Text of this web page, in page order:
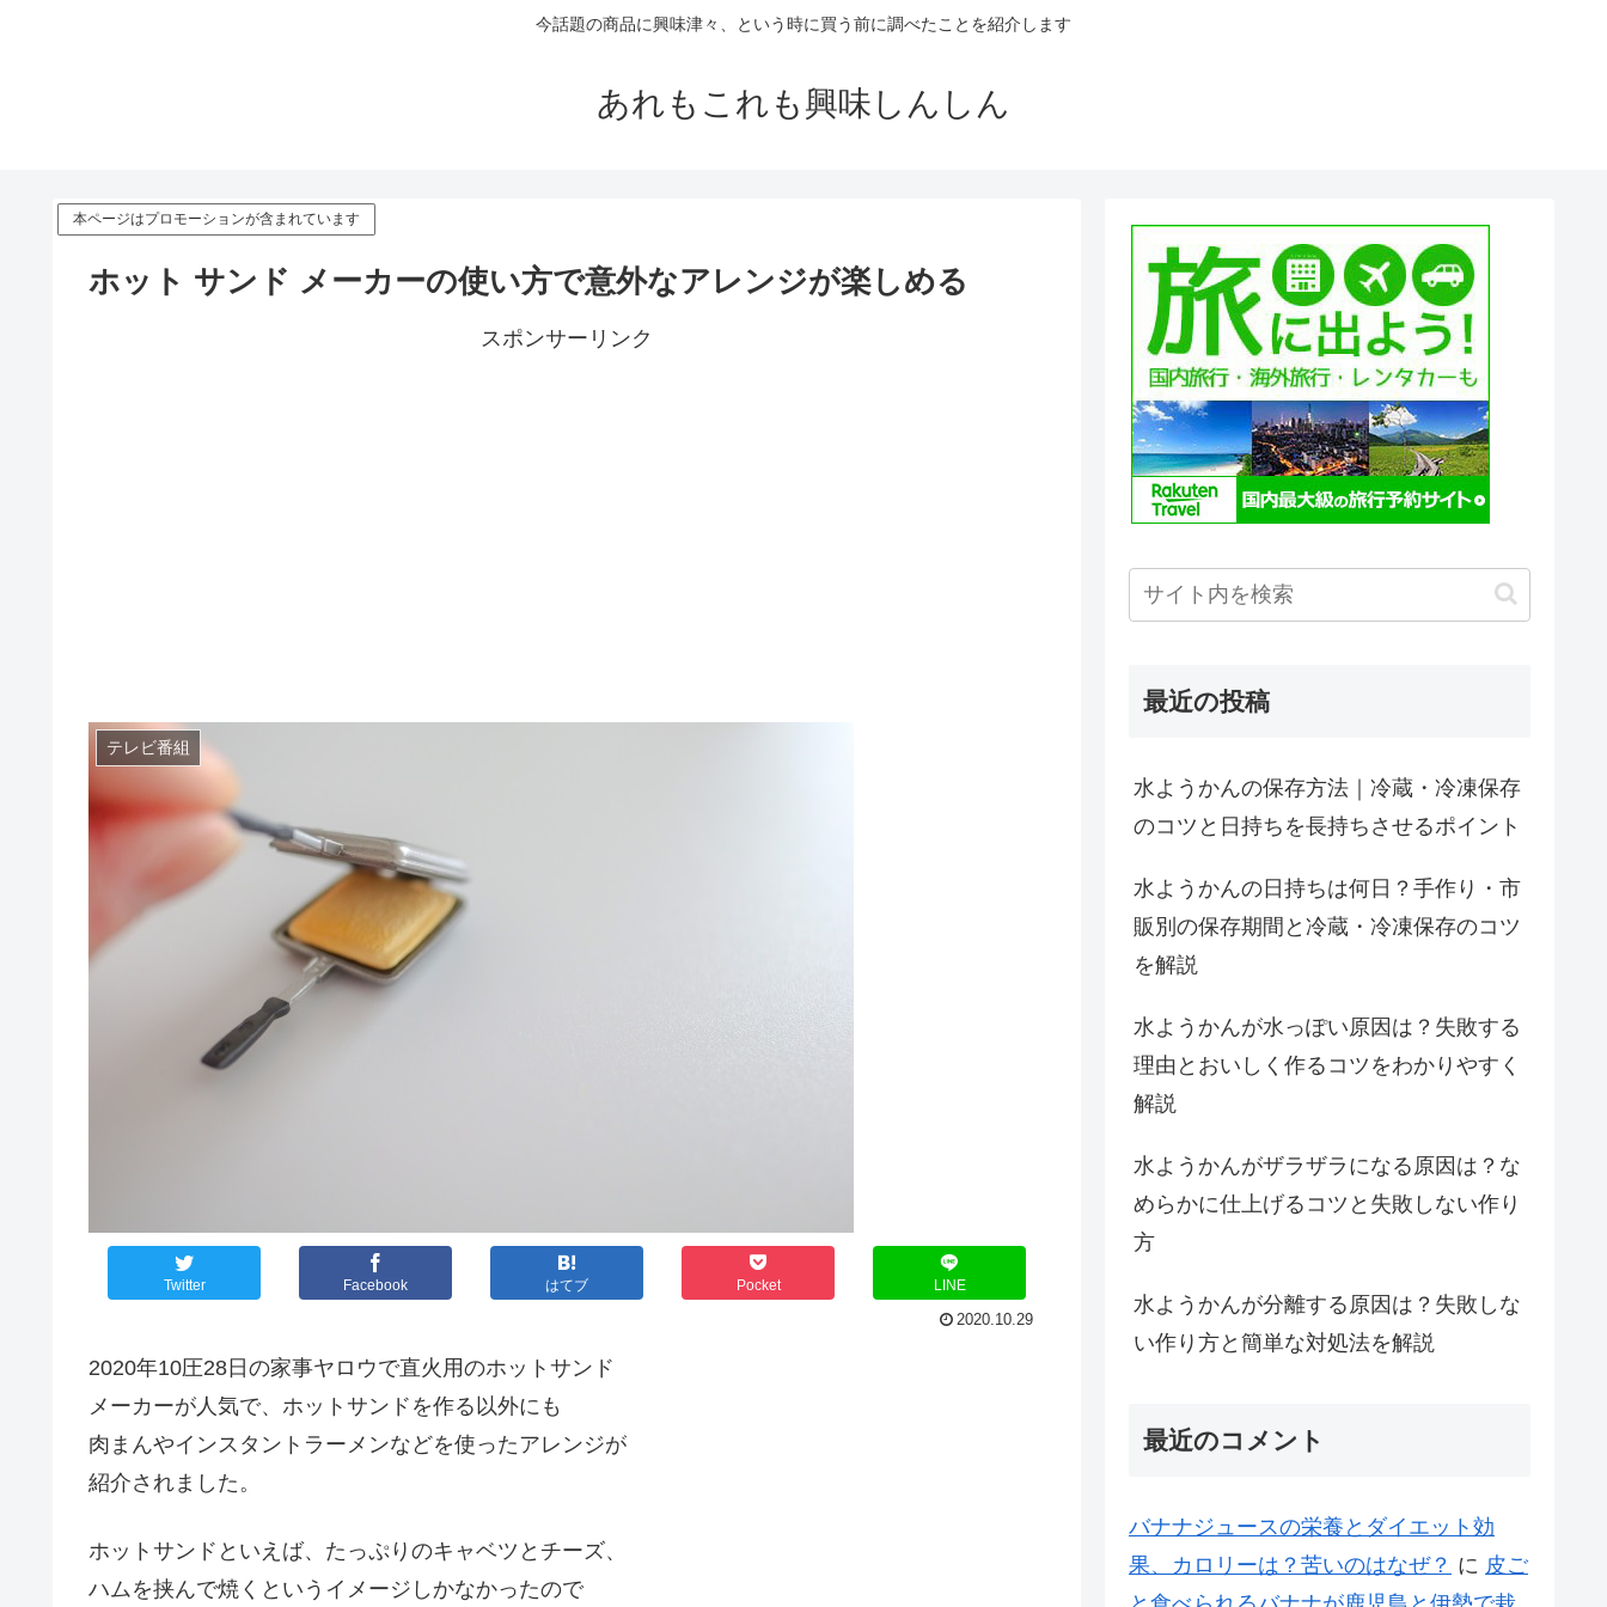
今話題の商品に興味津々、という時に買う前に調べたことを紹介します
あれもこれも興味しんしん
本ページはプロモーションが含まれています
ホット サンド メーカーの使い方で意外なアレンジが楽しめる
スポンサーリンク
テレビ番組
Twitter Facebook はてブ Pocket LINE
2020.10.29
2020年10圧28日の家事ヤロウで直火用のホットサンド
メーカーが人気で、ホットサンドを作る以外にも
肉まんやインスタントラーメンなどを使ったアレンジが
紹介されました。
ホットサンドといえば、たっぷりのキャベツとチーズ、
ハムを挟んで焼くというイメージしかなかったので
最近の投稿
水ようかんの保存方法｜冷蔵・冷凍保存
のコツと日持ちを長持ちさせるポイント
水ようかんの日持ちは何日？手作り・市
販別の保存期間と冷蔵・冷凍保存のコツ
を解説
水ようかんが水っぽい原因は？失敗する
理由とおいしく作るコツをわかりやすく
解説
水ようかんがザラザラになる原因は？な
めらかに仕上げるコツと失敗しない作り
方
水ようかんが分離する原因は？失敗しな
い作り方と簡単な対処法を解説
最近のコメント
バナナジュースの栄養とダイエット効
果、カロリーは？苦いのはなぜ？ に 皮ご